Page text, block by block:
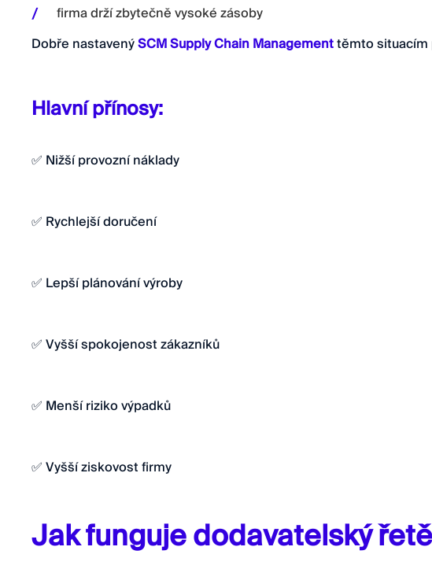
firma drží zbytečně vysoké zásoby
Dobře nastavenýSCM Supply Chain Managementtěmto situacím
Hlavní přínosy:
✅ Nižší provozní náklady
✅ Rychlejší doručení
✅ Lepší plánování výroby
✅ Vyšší spokojenost zákazníků
✅ Menší riziko výpadků
✅ Vyšší ziskovost firmy
Jak funguje dodavatelský